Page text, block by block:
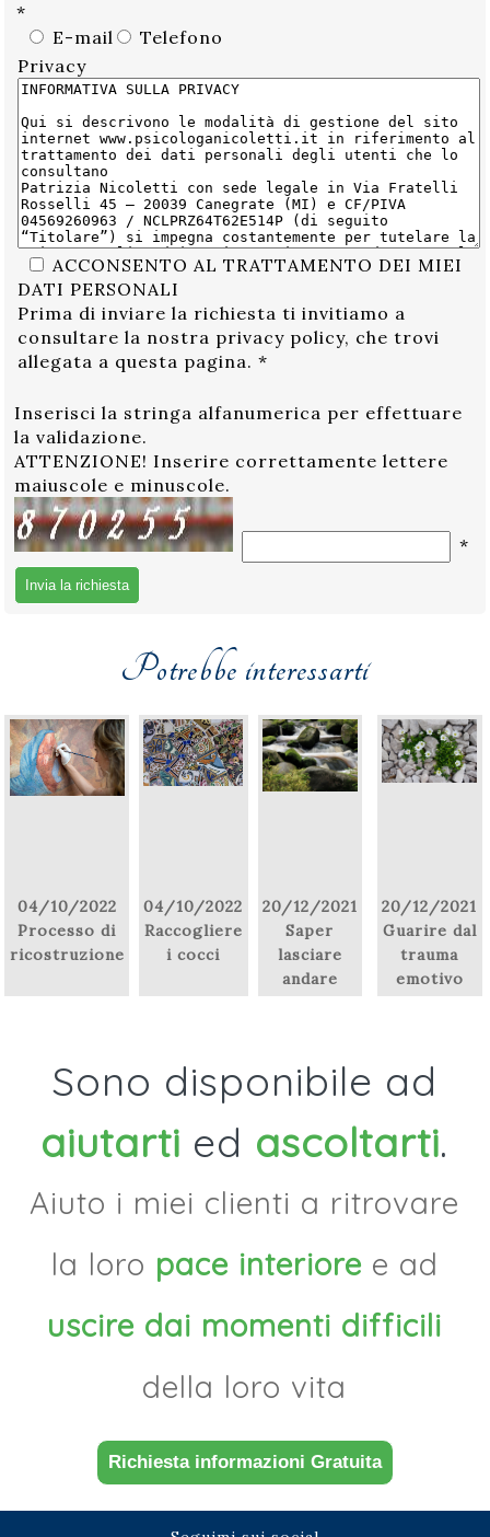
*
E-mail
Telefono
Privacy
ACCONSENTO AL TRATTAMENTO DEI MIEI
DATI PERSONALI
Prima di inviare la richiesta ti invitiamo a
consultare la nostra privacy policy, che trovi
allegata a questa pagina. *
Inserisci la stringa alfanumerica per effettuare
la validazione.
ATTENZIONE! Inserire correttamente lettere
maiuscole e minuscole.
*
Potrebbe interessarti
04/10/2022
Processo di
ricostruzione
04/10/2022
Raccogliere
i cocci
20/12/2021
Saper
lasciare
andare
20/12/2021
Guarire dal
trauma
emotivo
Sono disponibile ad
aiutarti ed ascoltarti.
Aiuto i miei clienti a ritrovare
la loro pace interiore e ad
uscire dai momenti difficili
della loro vita
Richiesta informazioni Gratuita